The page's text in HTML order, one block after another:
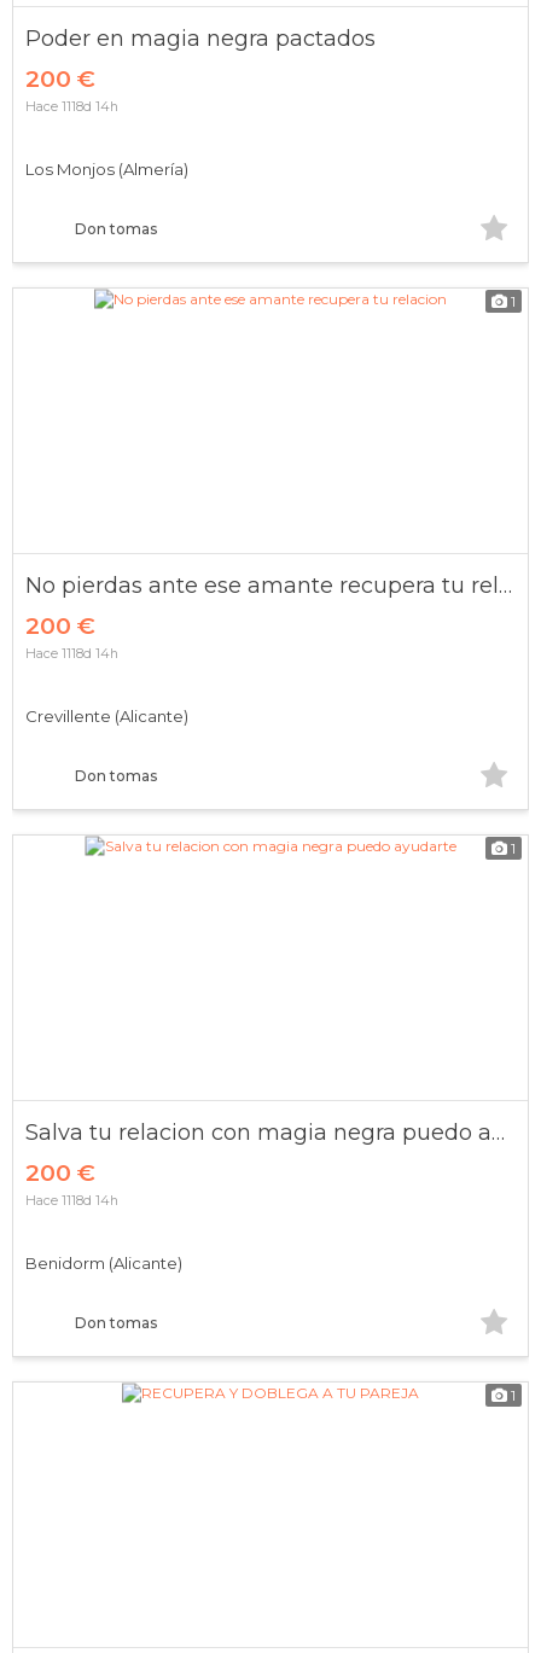
Poder en magia negra pactados
200 €
Don tomas
Los Monjos (Almería)
Hace 1118d 14h
1
No pierdas ante ese amante recupera tu relacion
200 €
Don tomas
Crevillente (Alicante)
Hace 1118d 14h
1
Salva tu relacion con magia negra puedo ayudarte
200 €
Don tomas
Benidorm (Alicante)
Hace 1118d 14h
1